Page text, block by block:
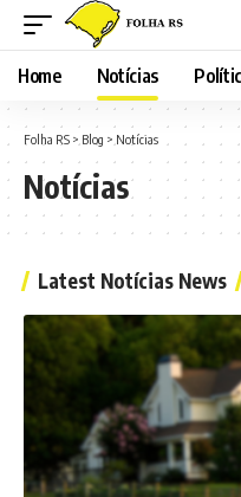
Home Notícias
Folha RS > Blog > Notícias
Notícias
Latest Notícias News